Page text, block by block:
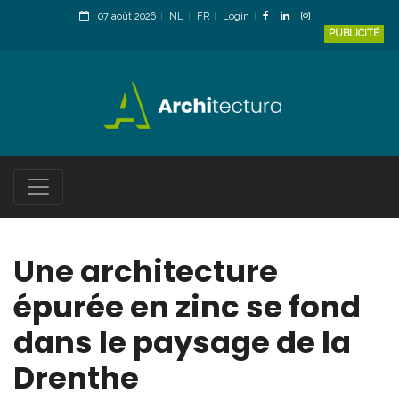
07 août 2026 NL FR
Login
PUBLICITÉ
Une architecture
épurée en zinc se fond
dans le paysage de la
Drenthe